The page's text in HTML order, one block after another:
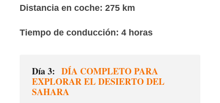
Distancia en coche: 275 km
Tiempo de conducción: 4 horas
Día 3: DÍA COMPLETO PARA
EXPLORAR EL DESIERTO DEL
SAHARA